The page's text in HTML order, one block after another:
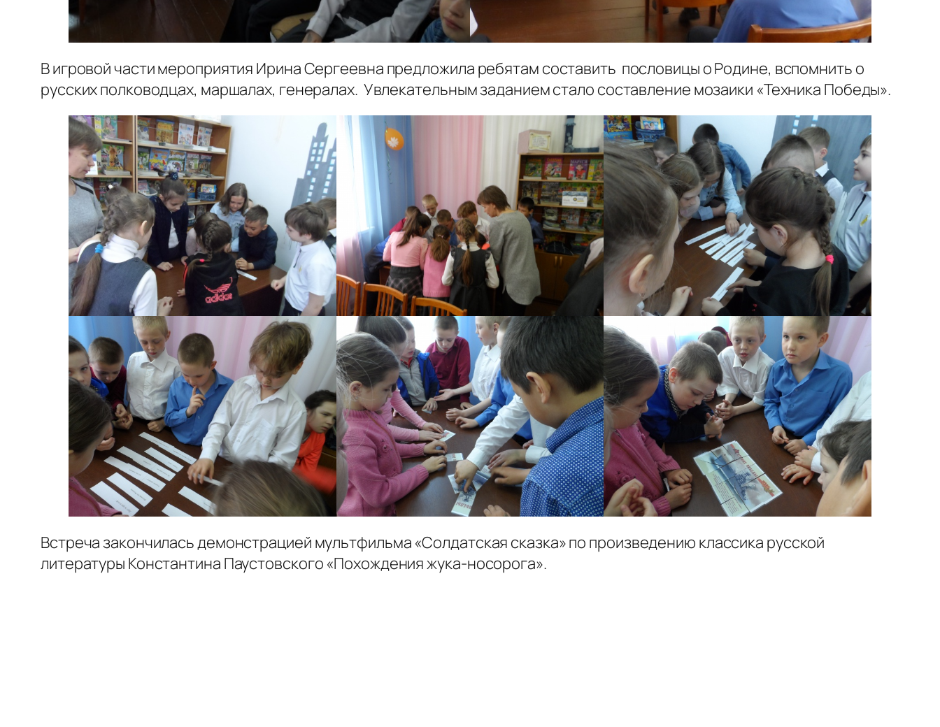
В игровой части мероприятия Ирина Сергеевна предложила ребятам составить пословицы о Родине, вспомнить о
русских полководцах, маршалах, генералах. Увлекательным заданием стало составление мозаики «Техника Победы».
Встреча закончилась демонстрацией мультфильма «Солдатская сказка» по произведению классика русской
литературы Константина Паустовского «Похождения жука-носорога».